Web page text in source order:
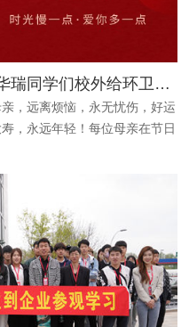
母亲节快乐！今天学校组织华瑞同学们校外给环卫大叔大妈送节日礼物
，远离烦恼，永无忧伤，好运
，永远年轻！每位母亲在节日